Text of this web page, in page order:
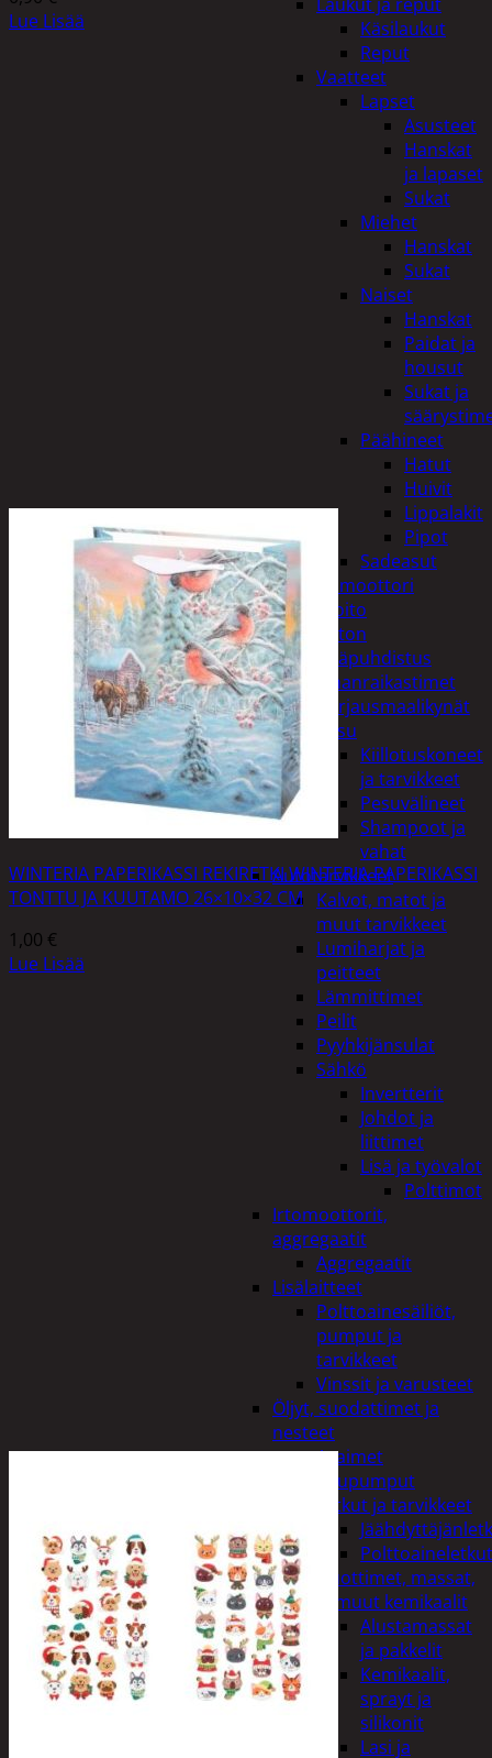
Käsilaukut
Reput
Vaatteet
Lapset
Asusteet
Hanskat
ja lapaset
Sukat
Miehet
Hanskat
Sukat
Naiset
Hanskat
Paidat ja
housut
Sukat ja
Päähineet
Hatut
Huivit
Lippalakit
Pipot
Sadeasut
Auto, vene ja moottori
Autonhoito
Auton
sisäpuhdistus
Ilmanraikastimet
Korjausmaalikynät
Pesu
Kiillotuskoneet
ja tarvikkeet
Pesuvälineet
Shampoot ja
vahat
Autotarvikkeet
Kalvot, matot ja
muut tarvikkeet
Lumiharjat ja
peitteet
Lämmittimet
Peilit
Pyyhkijänsulat
Sähkö
Invertterit
Johdot ja
liittimet
Lisä ja työvalot
Polttimot
Irtomoottorit,
aggregaatit
Aggregaatit
Lisälaitteet
Polttoainesäiliöt,
pumput ja
tarvikkeet
Vinssit ja varusteet
Öljyt, suodattimet ja
nesteet
Avaimet
Imupumput
Letkut ja tarvikkeet
Polttoaineletkut
Liuottimet, massat,
ja muut kemikaalit
Alustamassat
ja pakkelit
Kemikaalit,
sprayt ja
silikonit
Lasi ja
Lue Lisää
WINTERIA PAPERIKASSI REKIRETKI WINTERIA PAPERIKASSI
TONTTU JA KUUTAMO 26×10×32 CM
1,00 €
Lue Lisää